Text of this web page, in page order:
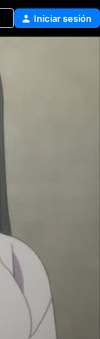
Iniciar sesión